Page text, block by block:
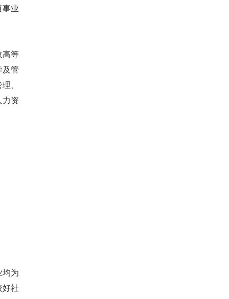
事业
高等
及管
、
力资
均为
好社